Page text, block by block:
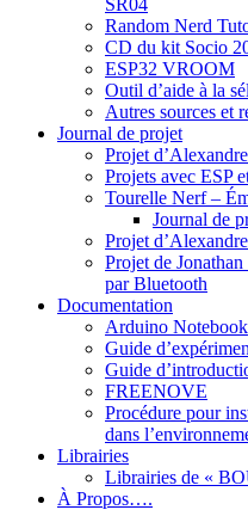
Random Nerd
CD du kit Socio
ESP32 VROOM
Outil d’aide à la
Autres sources et
Journal de projet
Projet
Projets avec ESP
Tourelle Nerf –
Journal de
Projet
Projet de
par Bluetooth
Documentation
Arduino Notebook
Guide
Guide
FREENOVE
Procédure pour
dans
Librairies
Librairies de «
À Propos….